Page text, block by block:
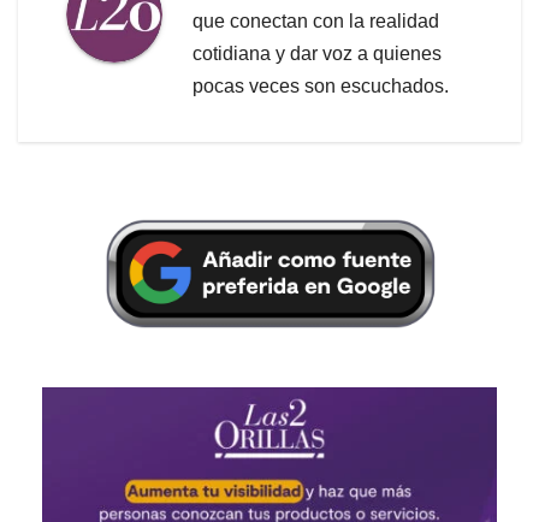
que conectan con la realidad
cotidiana y dar voz a quienes
pocas veces son escuchados.